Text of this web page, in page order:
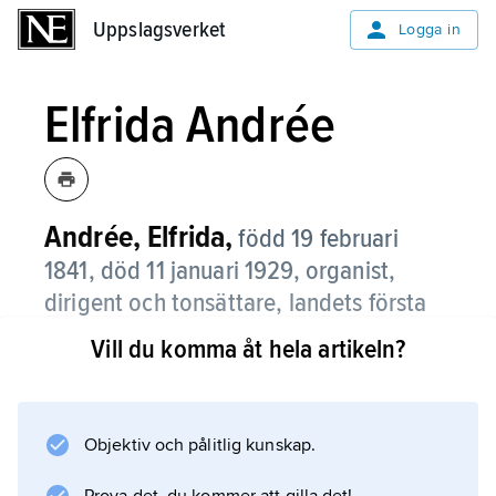
Uppslagsverket Logga in
Elfrida Andrée
Andrée, Elfrida, född 19 februari
1841, död 11 januari 1929, organist,
dirigent och tonsättare, landets första
kvinnliga organist; syster till Fredrika
Stenhammar.
fadern uppfostrade sina två döttrar till att bli
Vill du komma åt hela artikeln?
Objektiv och pålitlig kunskap.